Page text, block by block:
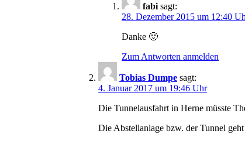
fabi sagt:
28. Dezember 2015 um 12:40
Danke 🙂
Zum Antworten anmelden
Tobias Dumpe sagt:
4. Januar 2017 um 19:46 Uhr
Die Tunnelausfahrt in Herne müsste
Die Abstellanlage bzw. der Tunnel